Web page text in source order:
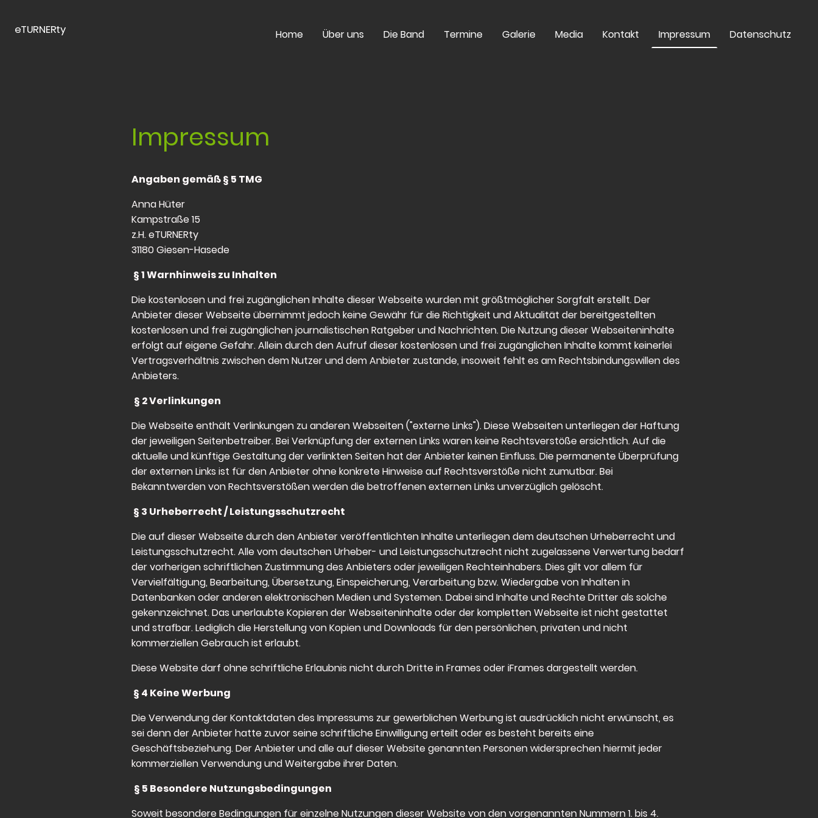
eTURNERty Home Über uns Die Band Termine Galerie Media Kontakt Impressum Datenschutz
Impressum
Angaben gemäß § 5 TMG
Anna Hüter
Kampstraße 15
z.H. eTURNERty
31180 Giesen-Hasede
§ 1 Warnhinweis zu Inhalten
Die kostenlosen und frei zugänglichen Inhalte dieser Webseite wurden mit größtmöglicher Sorgfalt erstellt. Der
Anbieter dieser Webseite übernimmt jedoch keine Gewähr für die Richtigkeit und Aktualität der bereitgestellten
kostenlosen und frei zugänglichen journalistischen Ratgeber und Nachrichten. Die Nutzung dieser Webseiteninhalte
erfolgt auf eigene Gefahr. Allein durch den Aufruf dieser kostenlosen und frei zugänglichen Inhalte kommt keinerlei
Vertragsverhältnis zwischen dem Nutzer und dem Anbieter zustande, insoweit fehlt es am Rechtsbindungswillen des
Anbieters.
§ 2 Verlinkungen
Die Webseite enthält Verlinkungen zu anderen Webseiten ("externe Links"). Diese Webseiten unterliegen der Haftung
der jeweiligen Seitenbetreiber. Bei Verknüpfung der externen Links waren keine Rechtsverstöße ersichtlich. Auf die
aktuelle und künftige Gestaltung der verlinkten Seiten hat der Anbieter keinen Einfluss. Die permanente Überprüfung
der externen Links ist für den Anbieter ohne konkrete Hinweise auf Rechtsverstöße nicht zumutbar. Bei
Bekanntwerden von Rechtsverstößen werden die betroffenen externen Links unverzüglich gelöscht.
§ 3 Urheberrecht / Leistungsschutzrecht
Die auf dieser Webseite durch den Anbieter veröffentlichten Inhalte unterliegen dem deutschen Urheberrecht und
Leistungsschutzrecht. Alle vom deutschen Urheber- und Leistungsschutzrecht nicht zugelassene Verwertung bedarf
der vorherigen schriftlichen Zustimmung des Anbieters oder jeweiligen Rechteinhabers. Dies gilt vor allem für
Vervielfältigung, Bearbeitung, Übersetzung, Einspeicherung, Verarbeitung bzw. Wiedergabe von Inhalten in
Datenbanken oder anderen elektronischen Medien und Systemen. Dabei sind Inhalte und Rechte Dritter als solche
gekennzeichnet. Das unerlaubte Kopieren der Webseiteninhalte oder der kompletten Webseite ist nicht gestattet
und strafbar. Lediglich die Herstellung von Kopien und Downloads für den persönlichen, privaten und nicht
kommerziellen Gebrauch ist erlaubt.
Diese Website darf ohne schriftliche Erlaubnis nicht durch Dritte in Frames oder iFrames dargestellt werden.
§ 4 Keine Werbung
Die Verwendung der Kontaktdaten des Impressums zur gewerblichen Werbung ist ausdrücklich nicht erwünscht, es
sei denn der Anbieter hatte zuvor seine schriftliche Einwilligung erteilt oder es besteht bereits eine
Geschäftsbeziehung. Der Anbieter und alle auf dieser Website genannten Personen widersprechen hiermit jeder
kommerziellen Verwendung und Weitergabe ihrer Daten.
§ 5 Besondere Nutzungsbedingungen
Soweit besondere Bedingungen für einzelne Nutzungen dieser Website von den vorgenannten Nummern 1. bis 4.